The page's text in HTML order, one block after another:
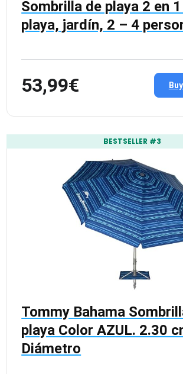
Sombrilla de playa 2 en
playa, jardín, 2 – 4
53,99€
BESTSELLER #3
Tommy Bahama
playa Color AZUL. 2.30
Diámetro